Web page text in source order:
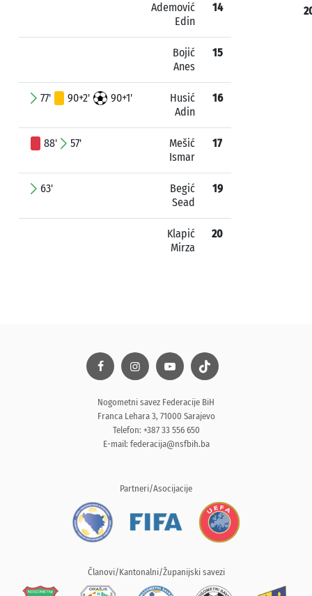
Ademović
Edin
14
Bojić
Anes
15
77' 90+2' 90+1'
Husić
Adin
16
88' 57'
Mešić
Ismar
17
63'
Begić
Sead
19
Klapić
Mirza
20
Nogometni savez Federacije BiH
Franca Lehara 3, 71000 Sarajevo
Telefon: +387 33 556 650
E-mail: federacija@nsfbih.ba
Partneri/Asocijacije
Članovi/Kantonalni/Županijski savezi